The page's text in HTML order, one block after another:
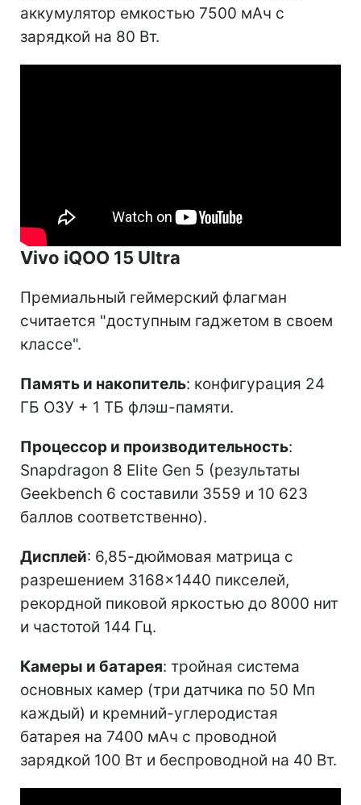
аккумулятор емкостью 7500 мАч с
зарядкой на 80 Вт.
Vivo iQOO 15 Ultra
Премиальный геймерский флагман
считается "доступным гаджетом в своем
классе".
Память и накопитель: конфигурация 24
ГБ ОЗУ + 1 ТБ флэш-памяти.
Процессор и производительность:
Snapdragon 8 Elite Gen 5 (результаты
Geekbench 6 составили 3559 и 10 623
баллов соответственно).
Дисплей: 6,85-дюймовая матрица с
разрешением 3168×1440 пикселей,
рекордной пиковой яркостью до 8000 нит
и частотой 144 Гц.
Камеры и батарея: тройная система
основных камер (три датчика по 50 Мп
каждый) и кремний-углеродистая
батарея на 7400 мАч с проводной
зарядкой 100 Вт и беспроводной на 40 Вт.